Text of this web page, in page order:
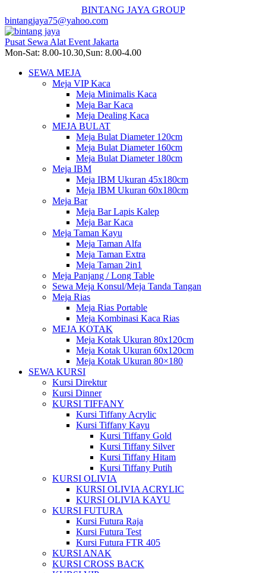
BINTANG JAYA GROUP
bintangjaya75@yahoo.com
Pusat Sewa Alat Event Jakarta
Mon-Sat: 8.00-10.30,Sun: 8.00-4.00
SEWA MEJA
Meja VIP Kaca
Meja Minimalis Kaca
Meja Bar Kaca
Meja Dealing Kaca
MEJA BULAT
Meja Bulat Diameter 120cm
Meja Bulat Diameter 160cm
Meja Bulat Diameter 180cm
Meja IBM
Meja IBM Ukuran 45x180cm
Meja IBM Ukuran 60x180cm
Meja Bar
Meja Bar Lapis Kalep
Meja Bar Kaca
Meja Taman Kayu
Meja Taman Alfa
Meja Taman Extra
Meja Taman 2in1
Meja Panjang / Long Table
Sewa Meja Konsul/Meja Tanda Tangan
Meja Rias
Meja Rias Portable
Meja Kombinasi Kaca Rias
MEJA KOTAK
Meja Kotak Ukuran 80x120cm
Meja Kotak Ukuran 60x120cm
Meja Kotak Ukuran 80×180
SEWA KURSI
Kursi Direktur
Kursi Dinner
KURSI TIFFANY
Kursi Tiffany Acrylic
Kursi Tiffany Kayu
Kursi Tiffany Gold
Kursi Tiffany Silver
Kursi Tiffany Hitam
Kursi Tiffany Putih
KURSI OLIVIA
KURSI OLIVIA ACRYLIC
KURSI OLIVIA KAYU
KURSI FUTURA
Kursi Futura Raja
Kursi Futura Test
Kursi Futura FTR 405
KURSI ANAK
KURSI CROSS BACK